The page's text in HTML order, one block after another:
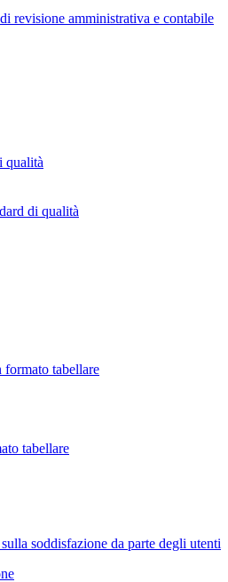
revisione amministrativa e contabile
qualità
di qualità
tabellare
tabellare
soddisfazione da parte degli utenti